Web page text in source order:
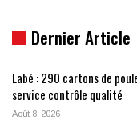
Dernier Article
Labé : 290 cartons de
service contrôle qualité
Août 8, 2026